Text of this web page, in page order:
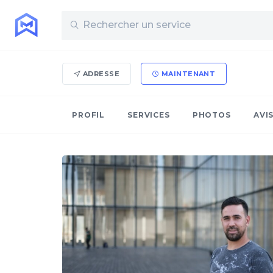
ADRESSE MAINTENANT
PROFIL SERVICES PHOTOS